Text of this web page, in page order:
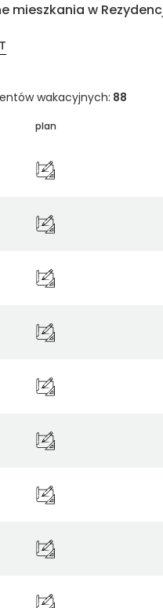
mieszkania w
wakacyjnych: 88
plan